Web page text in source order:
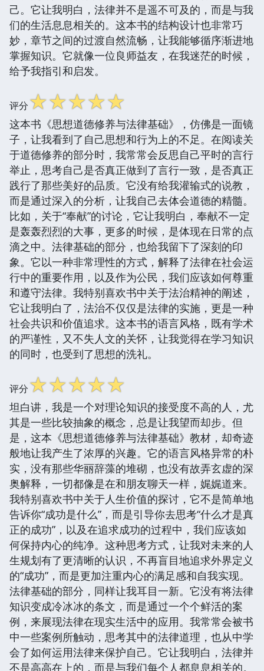
己。它让我明白，法律并不是遥不可及的，而是与我
们的生活息息相关的。这本书的结构设计也非常巧
妙，章节之间的过渡自然流畅，让我能够循序渐进地
掌握知识。它就像一位良师益友，在我迷茫的时候，
给予我指引和启发。
评分☆☆☆☆☆
这本书《思想道德修养与法律基础》，仿佛是一面镜
子，让我看到了自己思想和行为上的不足。在阅读关
于道德修养的部分时，我常常会反思自己平时的言行
举止，思考自己是否真正做到了言行一致，是否真正
践行了那些美好的品质。它没有给我灌输式的说教，
而是通过深入的分析，让我自己去体会道德的精髓。
比如，关于“奉献”的讨论，它让我明白，奉献不一定
是轰轰烈烈的大事，更多的时候，是体现在日常的点
滴之中。法律基础的部分，也给我留下了深刻的印
象。它以一种非常理性的方式，解释了法律在社会运
行中的重要作用，以及作为公民，我们应该如何尊重
和遵守法律。我特别喜欢书中关于法治精神的阐述，
它让我明白了，法治不仅仅是法律的实施，更是一种
社会共识和价值追求。这本书的语言风格，既有学术
的严谨性，又不失人文的关怀，让我觉得在学习知识
的同时，也受到了思想的洗礼。
评分☆☆☆☆☆
坦白讲，我是一个对理论知识的接受度不高的人，尤
其是一些比较抽象的概念，总是让我望而却步。但
是，这本《思想道德修养与法律基础》教材，却奇迹
般地让我产生了浓厚的兴趣。它的语言风格异常的朴
实，没有那些华丽辞藻的堆砌，也没有故弄玄虚的深
奥解释，一切都像是在和朋友聊天一样，娓娓道来。
我特别喜欢书中关于人生价值的探讨，它不是简单地
告诉你“成功是什么”，而是引导你去思考“什么才是真
正的成功”，以及在追求成功的过程中，我们应该如
何保持内心的纯净。这种思考方式，让我对未来的人
生规划有了更清晰的认识，不再盲目地追求外界定义
的“成功”，而是更加注重内心的满足感和自我实现。
法律基础的部分，同样让我耳目一新。它没有将法律
知识变成冷冰冰的条文，而是通过一个个鲜活的案
例，来展现法律在现实生活中的应用。我常常会被书
中一些案例所触动，思考其中的法律道理，也从中学
会了如何运用法律来保护自己。它让我明白，法律并
不是高高在上的，而是与我们每个人都息息相关的。